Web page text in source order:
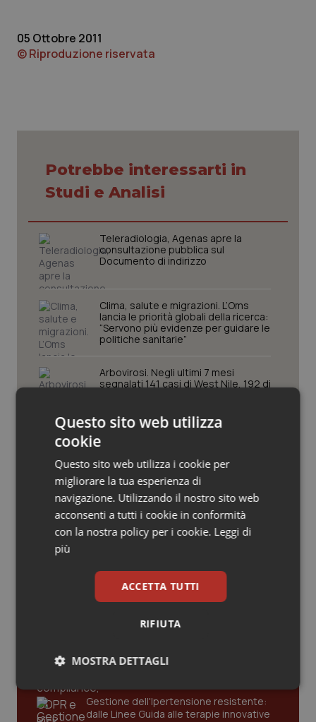
Marche
Provincia Autonoma di Trento
Puglia
Sardegna
Sicilia
Toscana
Umbria
Veneto
Donna & Salute
Ipertensione & Scompenso
Malattie rare
Malattia di Crohn & Rettocolite Ulcerosa
Neuroscienze & patologie neurodegenerative
Obesità
Oftalmologia
Oncoematologia
Oncologia & Nutrizione
Psoriasi & pelle
Quotidiano Cardiologia
Quotidiano Chirurgia
Quotidiano Oncologia
Quotidiano Pediatria
Rene & patologie urogenitali
05 Ottobre 2011
© Riproduzione riservata
Potrebbe interessarti in
Studi e Analisi
Teleradiologia, Agenas apre la
consultazione pubblica sul
Documento di indirizzo
Clima, salute e migrazioni. L’Oms
lancia le priorità globali della ricerca:
“Servono più evidenze per guidare le
politiche sanitarie”
Arbovirosi. Negli ultimi 7 mesi
segnalati 141 casi di West Nile, 192 di
Dove si nasce in Italia. Nel 2025 quasi
sei parti su dieci nei centri con
almeno mille nascite. Cesarei ancora
uno su tre e nelle strutture
accreditate raggiungono il 44,9%. Il nuovo
Rapporto Cedap
Ultime analisi e review da QS Pro
Gestione dell'Ipertensione resistente:
dalle Linee Guida alle terapie innovative
Questo sito web utilizza
cookie
Questo sito web utilizza i cookie per
migliorare la tua esperienza di
navigazione. Utilizzando il nostro sito web
acconsenti a tutti i cookie in conformità
con la nostra policy per i cookie. Leggi di
più
ACCETTA TUTTI
RIFIUTA
MOSTRA DETTAGLI
Necessari Statistici Marketing